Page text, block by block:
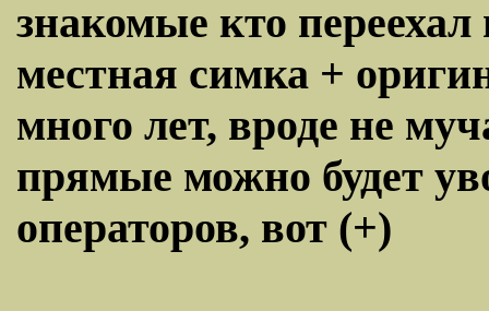
знакомые кто переехал
местная симка +
много лет, вроде не
прямые можно будет
операторов, вот (+)